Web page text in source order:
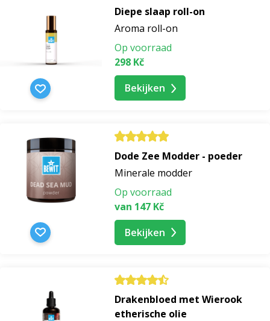
Diepe slaap roll-on
Aroma roll-on
Op voorraad
298 Kč
Bekijken
Dode Zee Modder - poeder
Minerale modder
Op voorraad
van 147 Kč
Bekijken
Drakenbloed met Wierook
etherische olie